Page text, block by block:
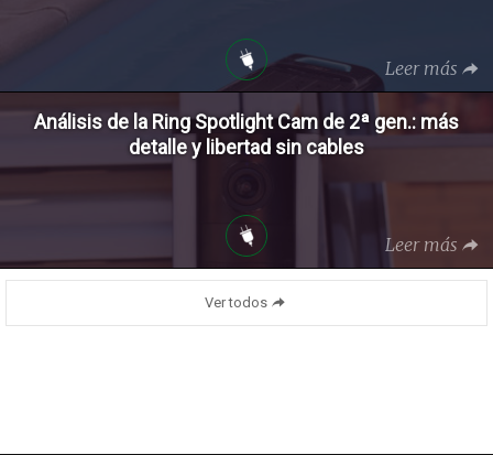
Leer más
Análisis de la Ring Spotlight Cam de 2ª gen.: más
detalle y libertad sin cables
Leer más
Ver todos